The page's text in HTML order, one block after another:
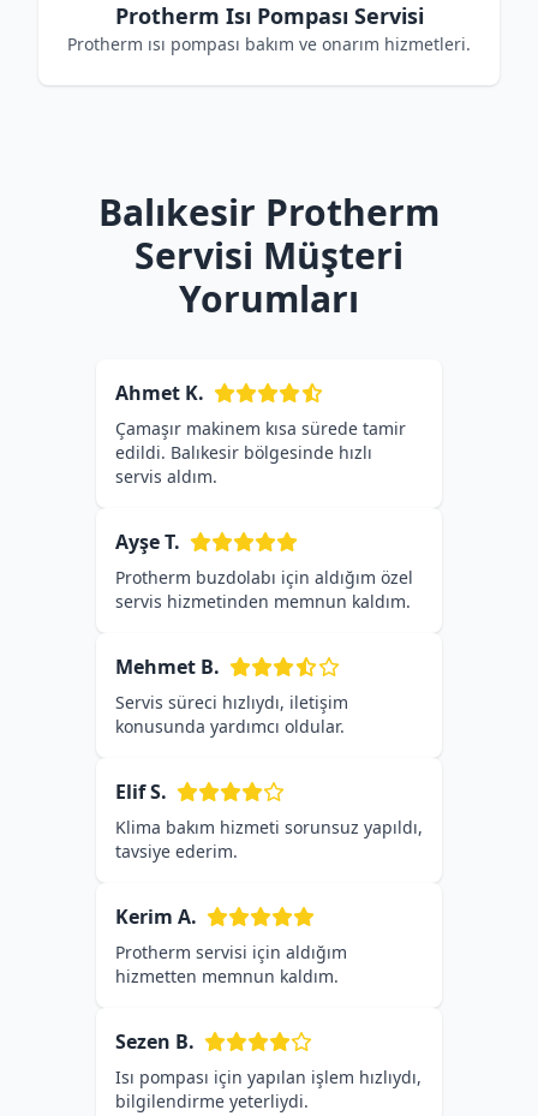
Protherm Isı Pompası Servisi
Protherm ısı pompası bakım ve onarım hizmetleri.
Balıkesir Protherm
Servisi Müşteri
Yorumları
Ahmet K.
Çamaşır makinem kısa sürede tamir
edildi. Balıkesir bölgesinde hızlı
servis aldım.
Ayşe T.
Protherm buzdolabı için aldığım özel
servis hizmetinden memnun kaldım.
Mehmet B.
Servis süreci hızlıydı, iletişim
konusunda yardımcı oldular.
Elif S.
Klima bakım hizmeti sorunsuz yapıldı,
tavsiye ederim.
Kerim A.
Protherm servisi için aldığım
hizmetten memnun kaldım.
Sezen B.
Isı pompası için yapılan işlem hızlıydı,
bilgilendirme yeterliydi.